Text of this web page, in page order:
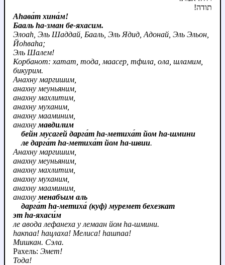
תודה!
Аhава́т хина́м!
Бааль hа‑зман бе‑яхасим.
Элоаh, Эль Шаддай, Бааль, Эль Ядид, Адонай, Эль Эльон,
Йоhваhа;
Эль Шалем!
Корбанот: хатат, тода, маасер, тфила, ола, шламим,
бикурим.
Анахну маргишим,
анахну меуньяним,
анахну махлитим,
анахну муханим,
анахну мааминим,
анахнумавдилим
бейн мусагей дарга́т hа‑метиха́т йом hа-шмини
ле дарга́т hа‑метиха́т йом hа-швии.
Анахну маргишим,
анахну меуньяним,
анахну махлитим,
анахну муханим,
анахну мааминим,
анахнуменабъим аль
дарга́т hа‑метиха́ (куф) муремет бехезкат
эт hа‑яхаси́м
ле авода лефанеха у лемаан йом hа-шмини.
hакпаа! hацлаха! Мелиса! hашпаа!
Мишкан. Сэла.
Рахель: Эмет!
Тода!